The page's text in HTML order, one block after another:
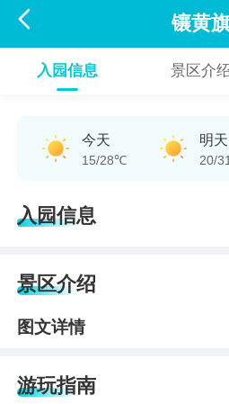
 镶黄
入园信息 景区介
今天
15/28℃
明天
20/
入园信息
景区介绍
图文详情
游玩指南